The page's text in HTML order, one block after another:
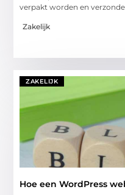
verpakt worden en
Zakelijk
ZAKELIJK
Hoe een WordPress